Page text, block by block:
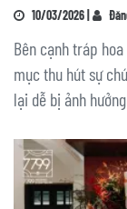
10/03/2026 |
Bên cạnh tráp
mục thu hút sự
lại dễ bị ảnh